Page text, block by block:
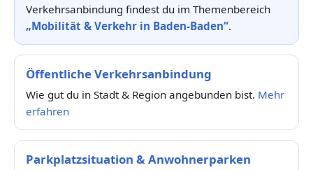
Verkehrsanbindung findest du im Themenbereich
„Mobilität & Verkehr in Baden-Baden“.
Öffentliche Verkehrsanbindung
Wie gut du in Stadt & Region angebunden bist. Mehr
erfahren
Parkplatzsituation & Anwohnerparken